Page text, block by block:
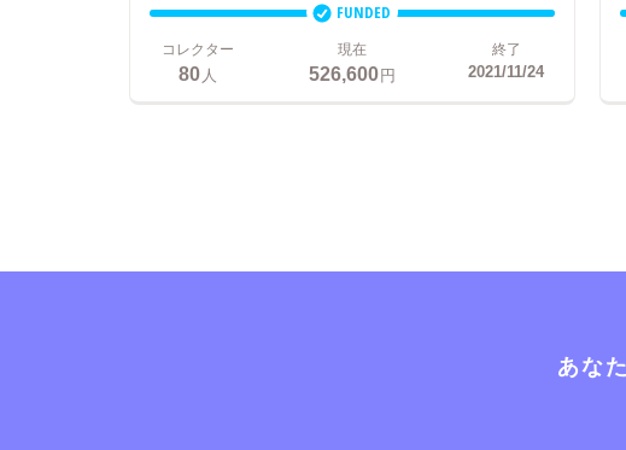
FUNDED
コレクター
80人
現在
526,600円
終了
2021/11/24
あな